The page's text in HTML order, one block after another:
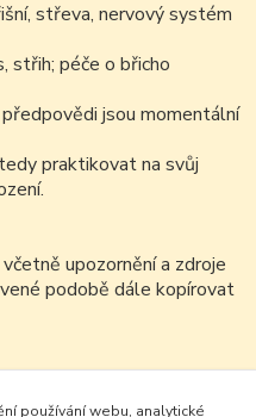
střeva, nervový systém
střih; péče o břicho
jsou momentální
praktikovat na svůj
upozornění a zdroje
podobě dále kopírovat
používání webu, analytické